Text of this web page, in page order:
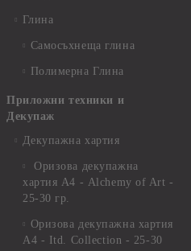
Глина
Самосъхнеща глина
Полимерна Глина
Приложни техники и
Декупаж
Декупажна хартия
Оризова декупажна
хартия А4 - Alchemy of Art -
25-30 гр.
Оризова декупажна хартия
А4 - Itd. Collection - 25-30